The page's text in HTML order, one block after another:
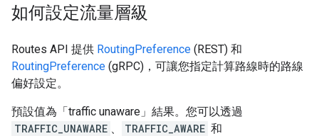
如何設定流量層級
Routes API 提供 RoutingPreference (REST) 和
RoutingPreference (gRPC)，可讓您指定計算路線時的路線
偏好設定。
預設值為「traffic unaware」結果。您可以透過
TRAFFIC_UNAWARE 、 TRAFFIC_AWARE 和